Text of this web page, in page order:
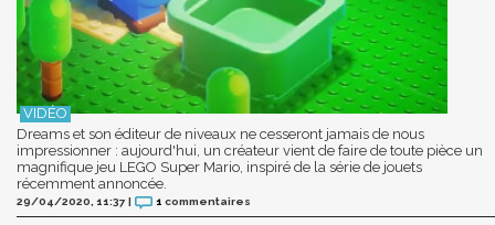
Dreams et son éditeur de niveaux ne cesseront jamais de nous
impressionner : aujourd'hui, un créateur vient de faire de toute pièce un
magnifique jeu LEGO Super Mario, inspiré de la série de jouets
récemment annoncée.
29/04/2020, 11:37 | 1 commentaires